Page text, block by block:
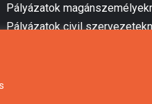
Pályázatok
Pályázatok civil